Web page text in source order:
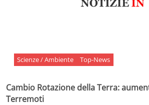
Scienze / Ambiente Top-News
Cambio Rotazione della Terra:
Terremoti